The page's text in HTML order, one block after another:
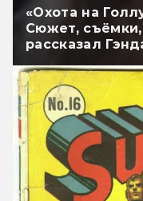
«Охота на
Сюжет,
рассказал